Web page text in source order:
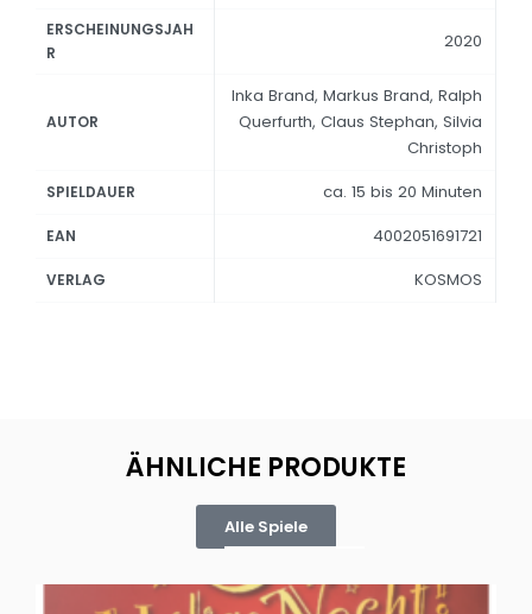
ERSCHEINUNGSJAH
R
2020
AUTOR
Inka Brand, Markus Brand, Ralph
Querfurth, Claus Stephan, Silvia
Christoph
SPIELDAUER ca. 15 bis 20 Minuten
EAN 4002051691721
VERLAG KOSMOS
ÄHNLICHE PRODUKTE
Alle Spiele